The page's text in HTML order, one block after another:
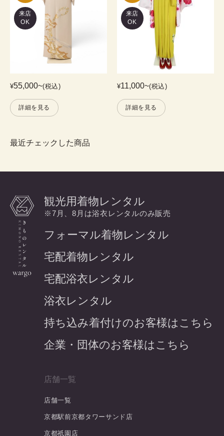
来店
OK
¥55,000~(税込)
詳細を見る
来店
OK
¥11,000~(税込)
詳細を見る
最近チェックした商品
観光用着物レンタル
※7月、8月は浴衣レンタルのみ販売
フォーマル着物レンタル
宅配着物レンタル
宅配浴衣レンタル
浴衣レンタル
持ち込み着付けのお客様はこちら
企業・団体のお客様はこちら
店舗一覧
店舗一覧
京都駅前京都タワーサンド店
京都祇園店